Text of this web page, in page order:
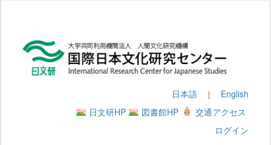
日本語 ｜ English
日文研HP
図書館HP
交通アクセス
ログイン